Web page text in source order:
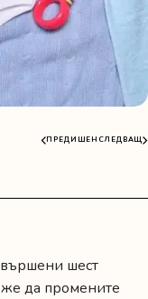
ПРЕДИШЕН СЛЕДВАЩ
шест
да промените